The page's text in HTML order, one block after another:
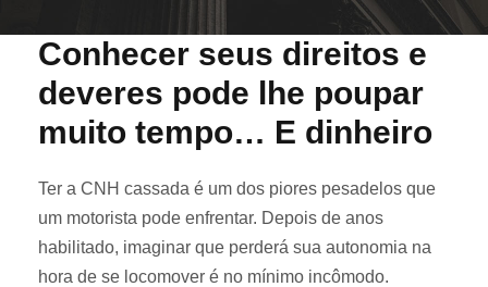
Conhecer seus direitos e
deveres pode lhe poupar
muito tempo… E dinheiro
Ter a CNH cassada é um dos piores pesadelos que
um motorista pode enfrentar. Depois de anos
habilitado, imaginar que perderá sua autonomia na
hora de se locomover é no mínimo incômodo.